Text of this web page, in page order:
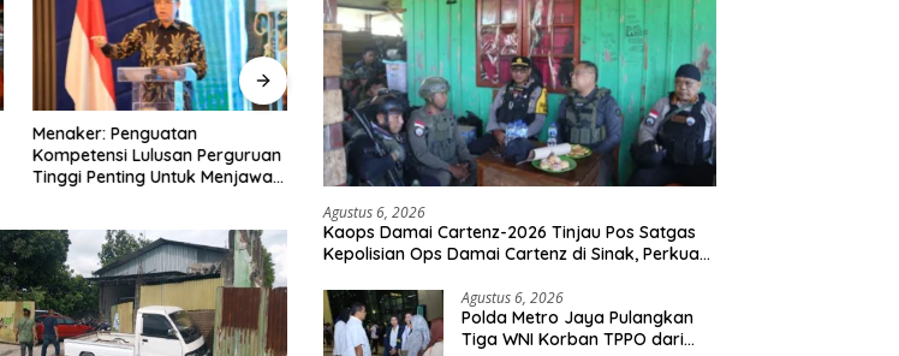
Menaker: Penguatan
Kompetensi Lulusan Perguruan
Tinggi Penting Untuk Menjawab
Kemnaker Perkuat Pelatihan
dan Penempatan Kerja Bagi
Penyandang Disabilitas
Kapolres Rohil Silaturahmi ke
Pemda, Kodim dan Kejari,
Perkuat Sinergitas dan
Agustus 6, 2026
Kaops Damai Cartenz-2026 Tinjau Pos Satgas
Kepolisian Ops Damai Cartenz di Sinak, Perkuat
Agustus 6, 2026
Polda Metro Jaya Pulangkan
Tiga WNI Korban TPPO dari